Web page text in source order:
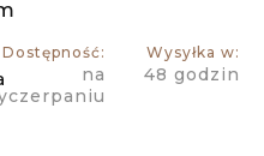
Dostępność:
na
Wysyłka w:
48 godzin